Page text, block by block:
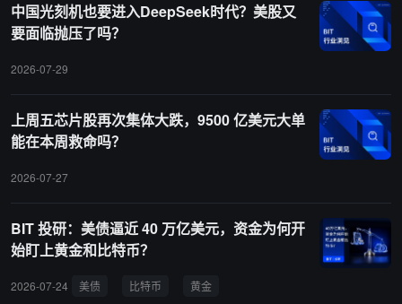
中国光刻机也要进入DeepSeek时代？美股又
要面临抛压了吗？
2026-07-29
上周五芯片股再次集体大跌，9500 亿美元大单
能在本周救命吗？
2026-07-27
BIT 投研：美债逼近 40 万亿美元，资金为何开
始盯上黄金和比特币？
2026-07-24 美债 比特币 黄金